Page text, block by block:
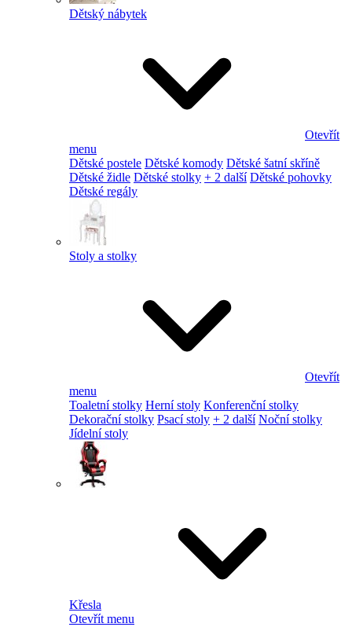
Dětský nábytek
Otevřít
menu
Dětské postele Dětské komody Dětské šatní skříně
Dětské židle Dětské stolky + 2 další Dětské pohovky
Dětské regály
Stoly a stolky
Otevřít
menu
Toaletní stolky Herní stoly Konferenční stolky
Dekorační stolky Psací stoly + 2 další Noční stolky
Jídelní stoly
Křesla
Otevřít menu